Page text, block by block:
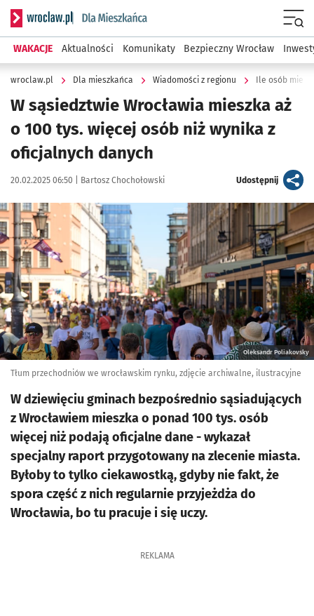
Serwis informacyjny wroclaw.pl podserwis: Dla mieszkańca
WAKACJE Aktualności Komunikaty Bezpieczny Wrocław
wroclaw.pl Dla mieszkańca Wiadomości z regionu Ile osób
W sąsiedztwie Wrocławia mieszka aż
o 100 tys. więcej osób niż wynika z
oficjalnych danych
Data publikacji:
20.02.2025 06:50 | Autor:
Bartosz Chochołowski Udostępnijartykuł
Kliknij, aby powiększyć
Oleksandr Poliakovsky
Tłum przechodniów we wrocławskim rynku, zdjęcie archiwalne, ilustracyjne
W dziewięciu gminach bezpośrednio sąsiadujących
z Wrocławiem mieszka o ponad 100 tys. osób
więcej niż podają oficjalne dane - wykazał
specjalny raport przygotowany na zlecenie miasta.
Byłoby to tylko ciekawostką, gdyby nie fakt, że
spora część z nich regularnie przyjeżdża do
Wrocławia, bo tu pracuje i się uczy.
REKLAMA